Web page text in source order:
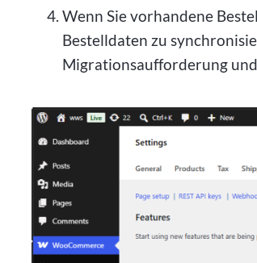
Wenn Sie vorhandene
Bestelldaten zu
Migrationsaufforderung